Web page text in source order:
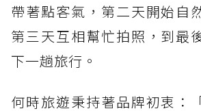
帶著點客氣，第二天開始自
第三天互相幫忙拍照，到最
下一趟旅行。
何時旅遊秉持著品牌初衷：